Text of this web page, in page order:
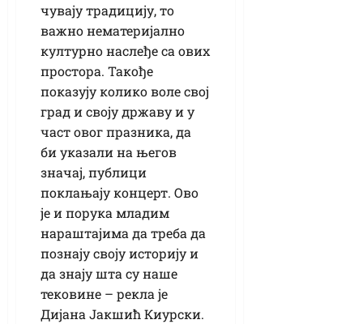
чувају традицију, то
важно нематеријално
културно наслеђе са ових
простора. Такође
показују колико воле свој
град и своју државу и у
част овог празника, да
би указали на његов
значај, публици
поклањају концерт. Ово
је и порука младим
нараштајима да треба да
познају своју историју и
да знају шта су наше
тековине – рекла је
Дијана Јакшић Киурски.